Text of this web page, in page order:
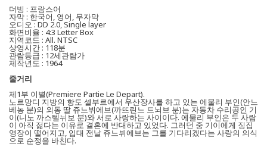
더빙 : 프랑스어
자막 : 한국어, 영어, 무자막
오디오 : DD 2.0, Single layer
화면비율 : 4:3 Letter Box
지역코드 : All. NTSC
상영시간 : 118분
관람등급 : 12세관람가
제작년도 : 1964
줄거리
제1부 이별(Premiere Partie Le Depart).
노르망디 지방의 항도 셸부르에서 우산장사를 하고 있는 에물리 부인(안느
베농 분)의 외동 딸 쥬느뷔에브(까뜨린느 드뇌브 분)는 자동차 수리공인 기
이(니노 까스텔뉘보 분)와 서로 사랑하는 사이이다. 에물리 부인은 두 사람
이 아직 젊다는 이유로 결혼에 반대하고 있었다. 그러던 중 기이에게 징집
영장이 떨어지고, 입대 전날 쥬느뷔에브는 그를 기다리겠다는 사랑의 의식
으로 순정을 바친다.